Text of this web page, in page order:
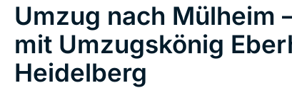
Umzug nach Mülheim
mit Umzugskönig
Heidelberg